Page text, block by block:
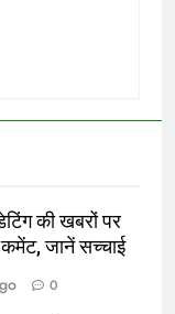
की खबरों पर
जानें सच्चाई
0